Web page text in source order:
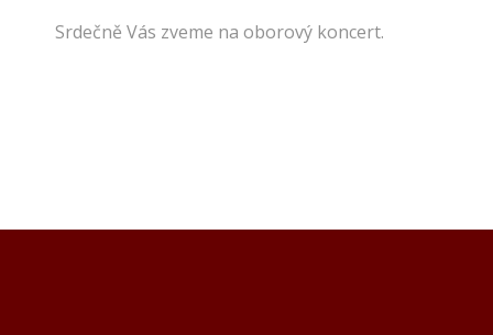
Srdečně Vás zveme na oborový koncert.